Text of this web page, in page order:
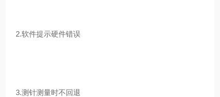
2.软件提示硬件错误
3.测针测量时不回退